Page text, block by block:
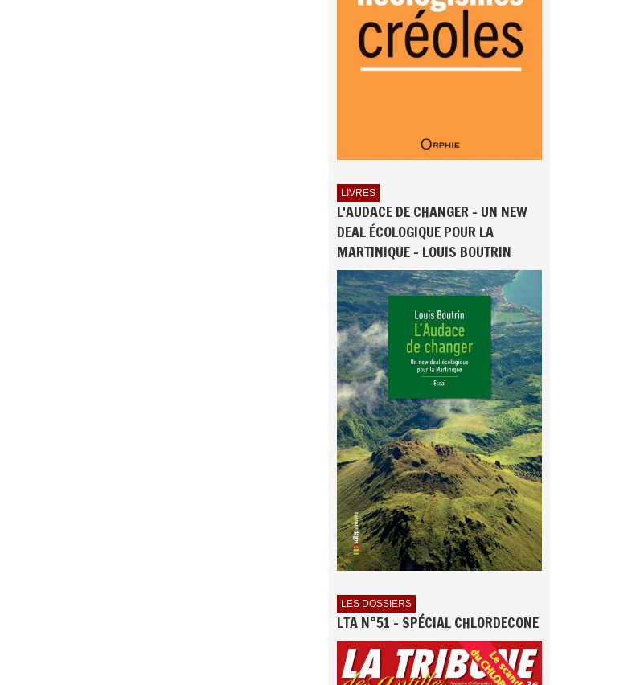
LIVRES
L'AUDACE DE CHANGER - UN NEW
DEAL ÉCOLOGIQUE POUR LA
MARTINIQUE - LOUIS BOUTRIN
LES DOSSIERS
LTA N°51 - SPÉCIAL CHLORDECONE